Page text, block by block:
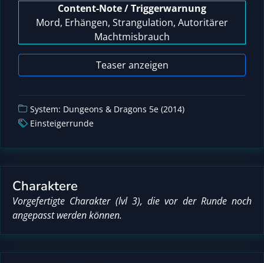
Content-Note / Triggerwarnung
Mord, Erhängen, Strangulation, Autoritärer
Machtmisbrauch
Teaser anzeigen
System: Dungeons & Dragons 5e (2014)
Einsteigerrunde
Charaktere
Vorgefertigte Charakter (lvl 3), die vor der Runde noch
angepasst werden können.